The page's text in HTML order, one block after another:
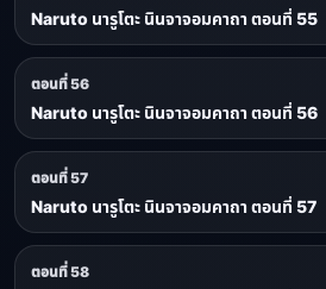
Naruto นารูโตะ นินจาจอมคาถา ตอนที่ 55
ตอนที่ 56
Naruto นารูโตะ นินจาจอมคาถา ตอนที่ 56
ตอนที่ 57
Naruto นารูโตะ นินจาจอมคาถา ตอนที่ 57
ตอนที่ 58